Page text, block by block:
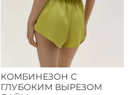
КОМБИНЕЗОН С
ГЛУБОКИМ ВЫРЕЗОМ